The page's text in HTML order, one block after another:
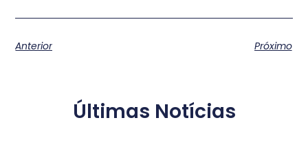
Anterior Próximo
Últimas Notícias